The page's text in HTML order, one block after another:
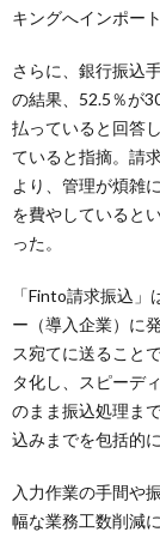
キングへインポー
さらに、銀行振込
の結果、52.5％が
払っていると回答
ていると指摘。請
より、管理が煩雑
を費やしていると
った。
「Finto請求振込
ー（導入企業）に
ス宛てに送ること
タ化し、スピーデ
のまま振込処理ま
込みまでを包括的
入力作業の手間や
幅な業務工数削減